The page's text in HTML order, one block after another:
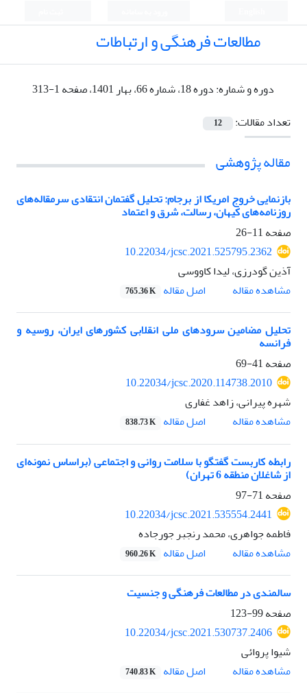
مطالعات فرهنگی و ارتباطات
دوره و شماره:دوره 18، شماره 66، بهار 1401، صفحه 1-313
تعداد مقالات:
12
مقاله پژوهشی
بازنمایی خروج امریکا از برجام: تحلیل گفتمان انتقادی سرمقاله‌های
روزنامه‌های کیهان، رسالت، شرق و اعتماد
صفحه11-26
10.22034/jcsc.2021.525795.2362
آذین گودرزی، لیدا کاووسی
مشاهده مقاله
اصل مقاله 765.36 K
تحلیل مضامین سرودهای ملی انقلابی کشورهای ایران، روسیه و
فرانسه
صفحه41-69
10.22034/jcsc.2020.114738.2010
شهره پیرانی، زاهد غفاری
مشاهده مقاله
اصل مقاله 838.73 K
رابطه کاربست گفتگو با سلامت روانی و اجتماعی (براساس نمونه‌ای
از شاغلان منطقه 6 تهران)
صفحه71-97
10.22034/jcsc.2021.535554.2441
فاطمه جواهری، محمد رنجبر جورجاده
مشاهده مقاله
اصل مقاله 960.26 K
سالمندی در مطالعات فرهنگی و جنسیت
صفحه99-123
10.22034/jcsc.2021.530737.2406
شیوا پروائی
مشاهده مقاله
اصل مقاله 740.83 K